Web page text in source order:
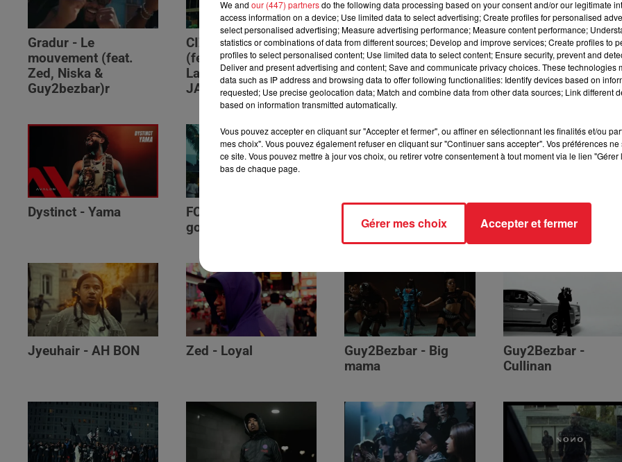
Gradur - Le
mouvement (feat.
Zed, Niska &
Guy2bezbar)r
CIZA - Isaka II (6am)
(feat. Tems, Omah
Lay, Thukuthela &
JAZZWRLD)
Siaka & Dr. Yaro - Les
Limites
Kore & Zamdane -
Dalí
Dystinct - Yama
FOLA & Victony -
golibe
Génération Impolie
Jyeuhair - AH BON Zed - Loyal
Guy2Bezbar - Big
mama
Guy2Bezbar -
Cullinan
We and our (447) partnersdo the following data processing based on your consent and/or our legitimate
access information on a device; Use limited data to select advertising; Create profiles for personalised
select personalised advertising; Measure advertising performance; Measure content performance;
statistics or combinations of data from different sources; Develop and improve services; Create profiles to
profiles to select personalised content; Use limited data to select content; Ensure security, prevent and
Deliver and present advertising and content; Save and communicate privacy choices. These technologies
data such as IP address and browsing data to offer following functionalities: Identify devices based on
requested; Use precise geolocation data; Match and combine data from other data sources; Link different
based on information transmitted automatically.
Vous pouvez accepter en cliquant sur "Accepter et fermer", ou affiner en sélectionnant les finalités et/ou
mes choix". Vous pouvez également refuser en cliquant sur "Continuer sans accepter". Vos préférences
ce site. Vous pouvez mettre à jour vos choix, ou retirer votre consentement à tout moment via le lien
bas de chaque page.
Gérer mes choix Accepter et fermer